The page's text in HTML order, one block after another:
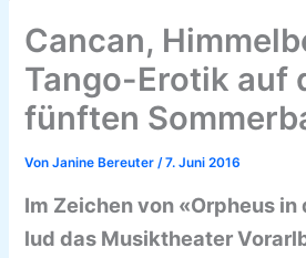
Cancan,
Tango-Erotik auf
fünften
VonJanine Bereuter /7. Juni 2016
Im Zeichen von «Orpheus
lud das Musiktheater